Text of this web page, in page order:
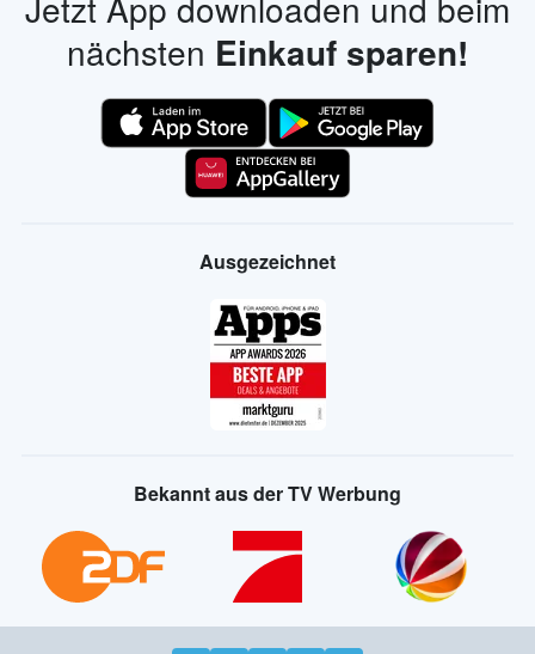
nächsten Einkauf sparen!
Ausgezeichnet
Bekannt aus der TV Werbung